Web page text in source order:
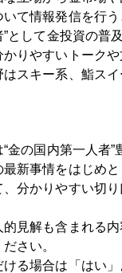
ン急落、金は動かず
ン発言、市場の話題
リ上昇だが。。
て情報発信を行う
”として金投資の普
りやすいトーク
スキー系、鮨スイ
金の国内第一人者”
最新事情をはじめ
分かりやすい切
的見解も含まれる
さい。
ける場合は「はい